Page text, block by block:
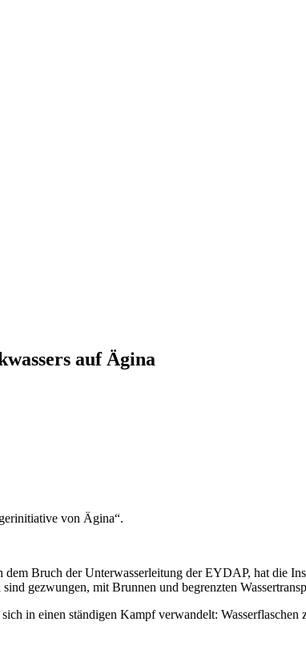
auf Ägina
von Ägina“.
Bruch der Unterwasserleitung der EYDAP, hat die
gezwungen, mit Brunnen und begrenzten
in einen ständigen Kampf verwandelt: